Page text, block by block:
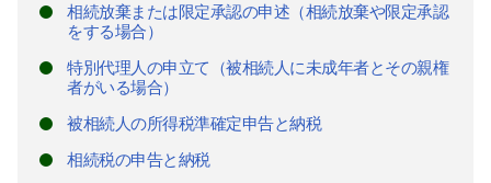
相続放棄または限定承認の申述（相続放棄や限定承認
をする場合）
特別代理人の申立て（被相続人に未成年者とその親権
者がいる場合）
被相続人の所得税準確定申告と納税
相続税の申告と納税